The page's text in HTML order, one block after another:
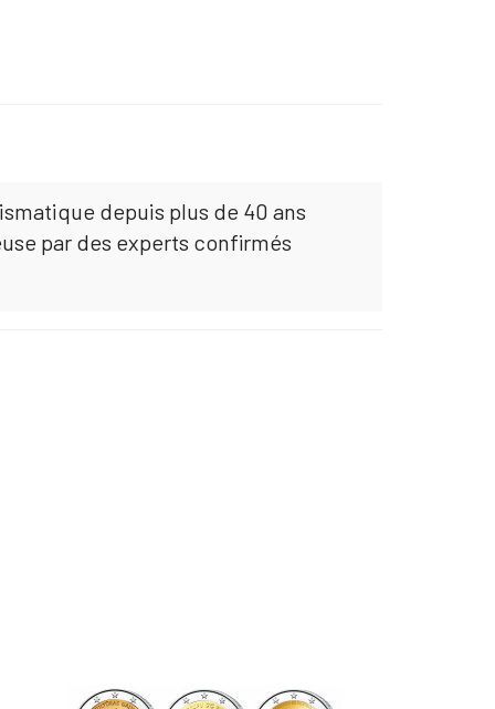
depuis plus de 40 ans
par des experts confirmés